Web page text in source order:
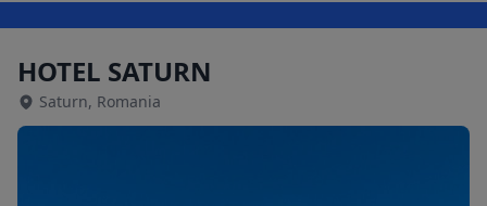
HOTEL SATURN
Saturn, Romania